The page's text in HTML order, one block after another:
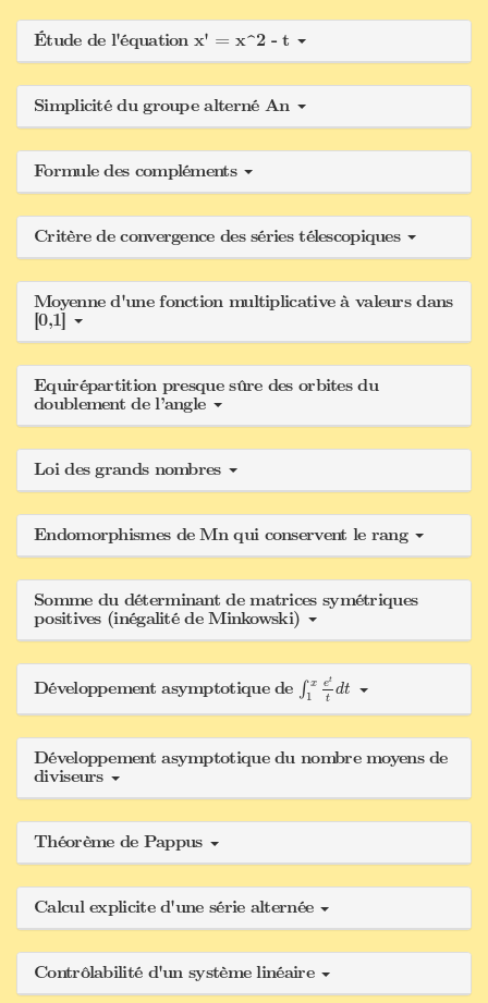
Étude de l'équation x' = x^2 - t
Simplicité du groupe alterné An
Formule des compléments
Critère de convergence des séries télescopiques
Moyenne d'une fonction multiplicative à valeurs dans
[0,1]
Equirépartition presque sûre des orbites du
doublement de l’angle
Loi des grands nombres
Endomorphismes de Mn qui conservent le rang
Somme du déterminant de matrices symétriques
positives (inégalité de Minkowski)
Développement asymptotique de ∫ x
1
et
t
dt
1x et
Développement asymptotique du nombre moyens de
diviseurs
Théorème de Pappus
Calcul explicite d'une série alternée
Contrôlabilité d'un système linéaire